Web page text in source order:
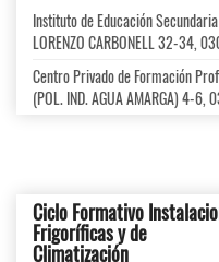
Instituto de Educación Secundaria
LORENZO CARBONELL 32-34,
Centro Privado de Formación
(POL. IND. AGUA AMARGA) 4-6,
Ciclo Formativo
Frigoríficas y de
Climatización